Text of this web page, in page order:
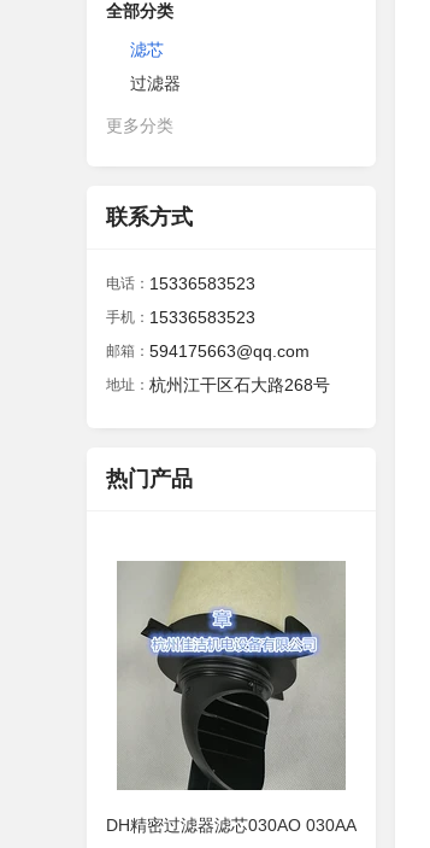
全部分类
滤芯
过滤器
更多分类
联系方式
电话： 15336583523
手机： 15336583523
邮箱： 594175663@qq.com
地址： 杭州江干区石大路268号
热门产品
DH精密过滤器滤芯030AO 030AA